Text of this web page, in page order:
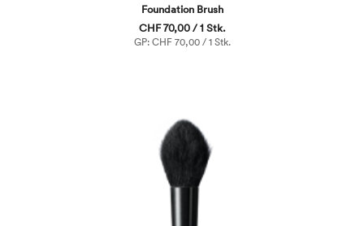
Foundation Brush
CHF 70,00 / 1 Stk.
GP: CHF 70,00 / 1 Stk.